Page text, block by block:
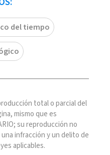
del tiempo
total o parcial del
mismo que es
su reproducción no
infracción y un delito de
aplicables.